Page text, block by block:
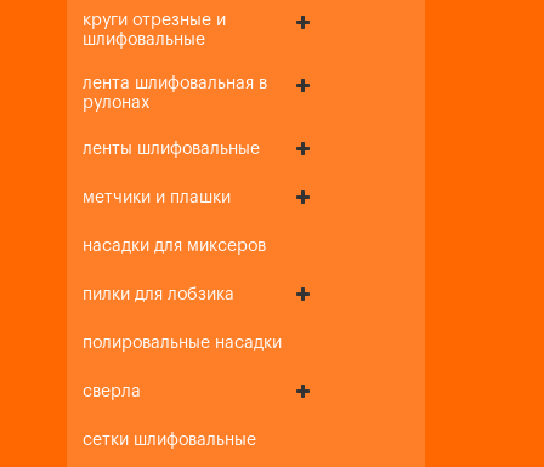
круги отрезные и
шлифовальные
лента шлифовальная в
рулонах
ленты шлифовальные
метчики и плашки
насадки для миксеров
пилки для лобзика
полировальные насадки
сверла
сетки шлифовальные